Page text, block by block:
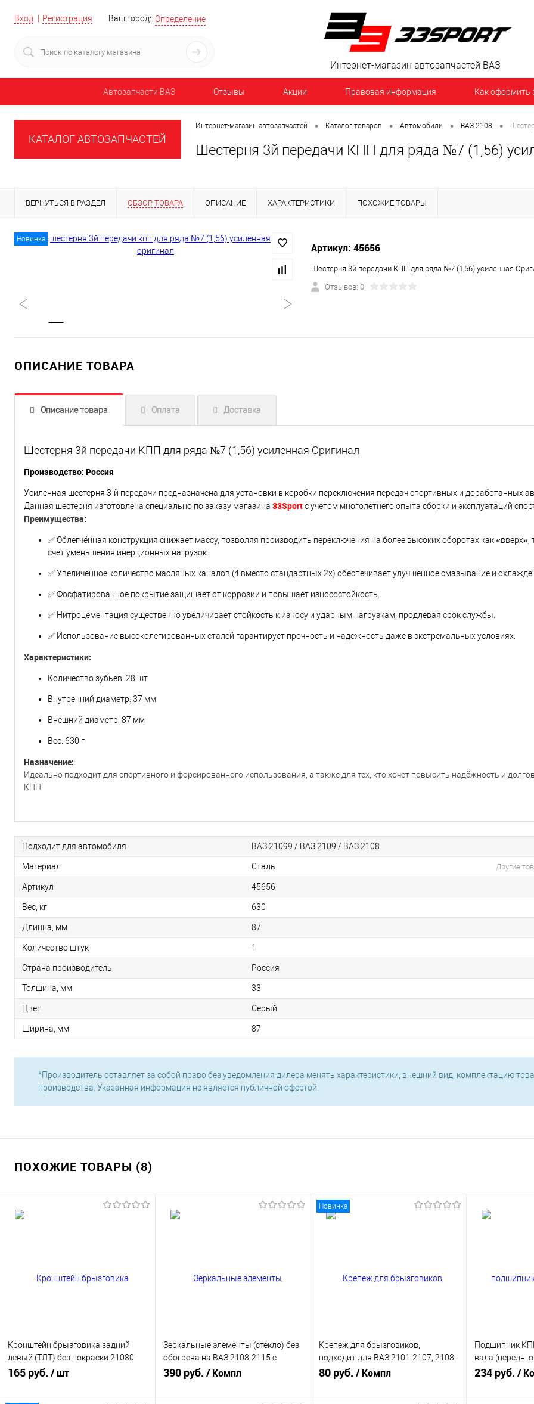
Вход Регистрация Ваш город: Определение
Интернет-магазин автозапчастей ВАЗ
Автозапчасти ВАЗ Отзывы Акции Правовая информация Как оформить
КАТАЛОГ АВТОЗАПЧАСТЕЙ
Интернет-магазин автозапчастей • Каталог товаров • Автомобили • ВАЗ 2108 •
Шестерня 3й передачи КПП для ряда №7 (1,56)
ВЕРНУТЬСЯ В РАЗДЕЛ ОБЗОР ТОВАРА ОПИСАНИЕ ХАРАКТЕРИСТИКИ ПОХОЖИЕ ТОВАРЫ
Новинка
Артикул: 45656
Шестерня 3й передачи КПП для ряда №7 (1,56) усиленная
Отзывов: 0
ОПИСАНИЕ ТОВАРА
Описание товара Оплата Доставка
Шестерня 3й передачи КПП для ряда №7 (1,56) усиленная Оригинал
Производство: Россия
Усиленная шестерня 3-й передачи предназначена для установки в коробки переключения передач спортивных и доработанных
Данная шестерня изготовлена специально по заказу магазина 33Sportс учетом многолетнего опыта сборки и эксплуатаций
Преимущества:
✅ Облегчённая конструкция снижает массу, позволяя производить переключения на более высоких оборотах как «вверх»,
счёт уменьшения инерционных нагрузок.
✅ Увеличенное количество масляных каналов (4 вместо стандартных 2х) обеспечивает улучшенное смазывание и
✅ Фосфатированное покрытие защищает от коррозии и повышает износостойкость.
✅ Нитроцементация существенно увеличивает стойкость к износу и ударным нагрузкам, продлевая срок службы.
✅ Использование высоколегированных сталей гарантирует прочность и надежность даже в экстремальных условиях.
Характеристики:
Количество зубьев: 28 шт
Внутренний диаметр: 37 мм
Внешний диаметр: 87 мм
Вес: 630 г
Назначение:
Идеально подходит для спортивного и форсированного использования, а также для тех, кто хочет повысить надёжность и
КПП.
Подходит для автомобиля ВАЗ 21099 / ВАЗ 2109 / ВАЗ 2108
Материал Сталь Другие
Артикул 45656
Вес, кг 630
Длинна, мм 87
Количество штук 1
Страна производитель Россия
Толщина, мм 33
Цвет Серый
Ширина, мм 87
*Производитель оставляет за собой право без уведомления дилера менять характеристики, внешний вид, комплектацию
производства. Указанная информация не является публичной офертой.
ПОХОЖИЕ ТОВАРЫ (8)
Кронштейн брызговика задний
левый (ТЛТ) без покраски 21080-
8404417-63Н
165 руб. / шт
Зеркальные элементы (стекло) без
обогрева на ВАЗ 2108-2115 с
голубым антибликом
390 руб. / Компл
Новинка
Крепеж для брызговиков,
подходит для ВАЗ 2101-2107, 2108-
2109, 2113-2115 (РККРЕПЁЖ ДЛЯ
80 руб. / Компл
Подшипник
вала (передн.
BESTAUTO
234 руб. /